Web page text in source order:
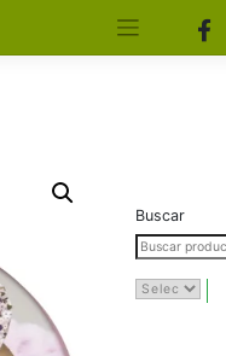
Buscar